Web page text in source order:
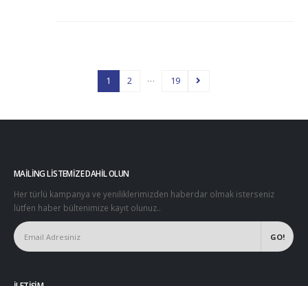
1 2 … 19
MAILING LISTEMIZE DAHIL OLUN
Her türlü kampanya ve yeniliklerimizden haberdar olmak isterseniz
lütfen haber bültenimize kayıt olunuz..